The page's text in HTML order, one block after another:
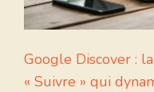
Google Discover :
« Suivre » qui